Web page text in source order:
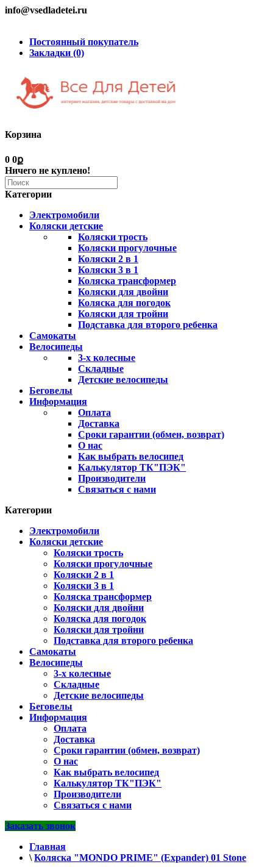
info@vsedladetei.ru
Постоянный покупатель
Закладки (0)
Корзина
0 0ք
Ничего не куплено!
Категории
Электромобили
Коляски детские
Коляски трость
Коляски прогулочные
Коляски 2 в 1
Коляски 3 в 1
Коляска трансформер
Коляски для двойни
Коляска для погодок
Коляски для тройни
Подставка для второго ребенка
Самокаты
Велосипеды
3-х колесные
Складные
Детские велосипеды
Беговелы
Информация
Оплата
Доставка
Сроки гарантии (обмен, возврат)
О нас
Как выбрать велосипед
Калькулятор ТК"ПЭК"
Производители
Связаться с нами
Категории
Электромобили
Коляски детские
Коляски трость
Коляски прогулочные
Коляски 2 в 1
Коляски 3 в 1
Коляска трансформер
Коляски для двойни
Коляска для погодок
Коляски для тройни
Подставка для второго ребенка
Самокаты
Велосипеды
3-х колесные
Складные
Детские велосипеды
Беговелы
Информация
Оплата
Доставка
Сроки гарантии (обмен, возврат)
О нас
Как выбрать велосипед
Калькулятор ТК"ПЭК"
Производители
Связаться с нами
Заказать звонок
Главная
\Коляска "MONDO PRIME" (Expander) 01 Stone